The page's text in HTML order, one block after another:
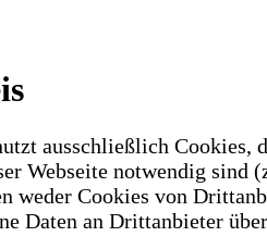
ausschließlich Cookies,
Webseite notwendig sind
weder Cookies von
Daten an Drittanbieter